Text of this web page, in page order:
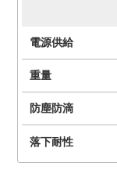
電源供給
重量
防塵防滴
落下耐性